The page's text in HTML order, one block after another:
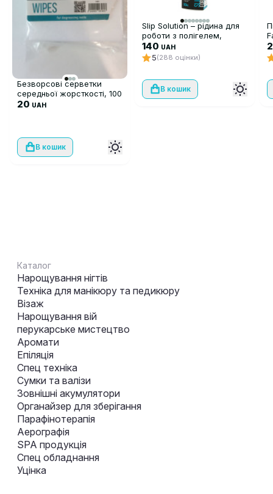
Безворсові серветки
середньої жорсткості, 100
шт
20 UAH
В кошик
Slip Solution – рідина для
роботи з полігелем,
PolyGel 60 мл
140 UAH
5(288 оцінки)
В кошик
Каталог
Нарощування нігтів
Техніка для манікюру та педикюру
Візаж
Нарощування вій
перукарське мистецтво
Аромати
Епіляція
Спец техніка
Сумки та валізи
Зовнішні акумулятори
Органайзер для зберігання
Парафінотерапія
Аерографія
SPA продукція
Спец обладнання
Уцінка